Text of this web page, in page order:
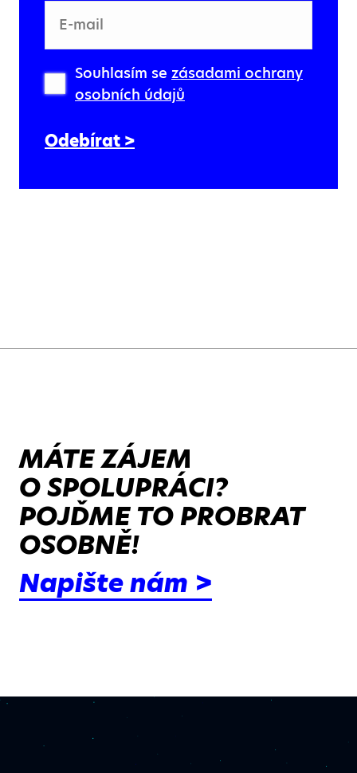
E-mail
Odebírat >
Souhlasím se zásadami ochrany
osobních údajů
MÁTE ZÁJEM
O SPOLUPRÁCI?
POJĎME TO PROBRAT
OSOBNĚ!
Napište nám >